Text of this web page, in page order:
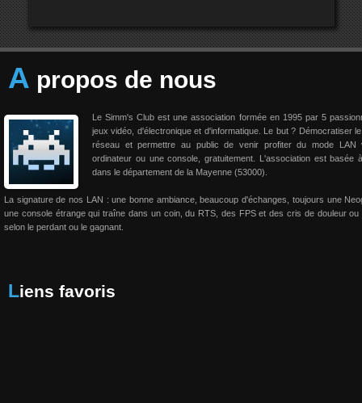
A propos de nous
Le Simm's Club est une association formée en 1995 par 5
jeux vidéo, d'électronique et d'informatique. Le but ? Démocratiser
réseau et permettre au public de venir profiter du mode LAN
ordinateur ou une console, gratuitement. L'association est basée
dans le département de la Mayenne (53000).
La signature de nos LAN : une bonne ambiance, beaucoup d'échanges, toujours une
une console étrange qui traîne dans un coin, du RTS, des FPS et des cris de douleur ou
selon le perdant ou le gagnant.
Liens favoris